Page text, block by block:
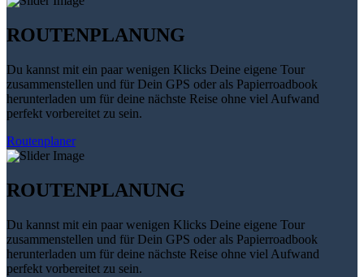
ROUTENPLANUNG
Du kannst mit ein paar wenigen Klicks Deine eigene Tour
zusammenstellen und für Dein GPS oder als Papierroadbook
herunterladen um für deine nächste Reise ohne viel Aufwand
perfekt vorbereitet zu sein.
Routenplaner
ROUTENPLANUNG
Du kannst mit ein paar wenigen Klicks Deine eigene Tour
zusammenstellen und für Dein GPS oder als Papierroadbook
herunterladen um für deine nächste Reise ohne viel Aufwand
perfekt vorbereitet zu sein.